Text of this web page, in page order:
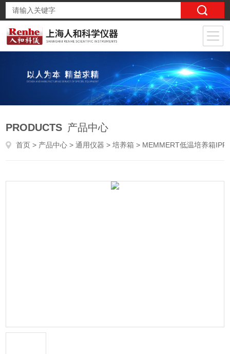
PRODUCTS 产品中心
首页 > 产品中心 >通用仪器 >培养箱 > MEMMERT低温培养箱IPP400